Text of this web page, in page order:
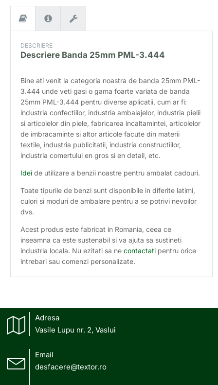
DESCRIERE
Descriere Banda 25mm PML-3.444
Bine ati venit la categoria noastra de banda 25mm PML-
3.444 unde veti gasi o gama foarte variata de banda
25mm PML-3.444 pentru diverse aplicatii, cum ar fi:
industria confectiilor, industria ambalajelor, industria pielii
si articolelor din piele, fabricarea incaltamintei, articolelor
de imbracaminte si altor articole facute din materii
textile, industria publicitatii, industria constructiilor,
industria comertului en gros si en detail, etc.
Idei de utilizare a benzii noastre pentru ambalat cadouri.
Toate tipurile de benzi sunt disponibile in diferite latimi,
culori si moduri de ambalare pentru a se potrivi nevoilor
dvs.
Acest produs este fabricat in Romania, ceea ce
inseamna ca este sustenabil si va ajuta sa sustineti
industria locala. Nu ezitati sa necontactati pentru orice
intrebari sau comenzi personalizate.
Adresa
Vasile Lupu nr. 2, Vaslui
Email
desfacere@textor.ro